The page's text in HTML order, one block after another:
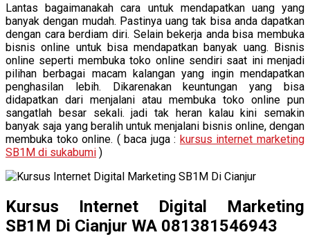
Lantas bagaimanakah cara untuk mendapatkan uang yang
banyak dengan mudah. Pastinya uang tak bisa anda dapatkan
dengan cara berdiam diri. Selain bekerja anda bisa membuka
bisnis online untuk bisa mendapatkan banyak uang. Bisnis
online seperti membuka toko online sendiri saat ini menjadi
pilihan berbagai macam kalangan yang ingin mendapatkan
penghasilan lebih. Dikarenakan keuntungan yang bisa
didapatkan dari menjalani atau membuka toko online pun
sangatlah besar sekali. jadi tak heran kalau kini semakin
banyak saja yang beralih untuk menjalani bisnis online, dengan
membuka toko online. ( baca juga : kursus internet marketing
SB1M di sukabumi )
Kursus Internet Digital Marketing
SB1M Di Cianjur WA 081381546943